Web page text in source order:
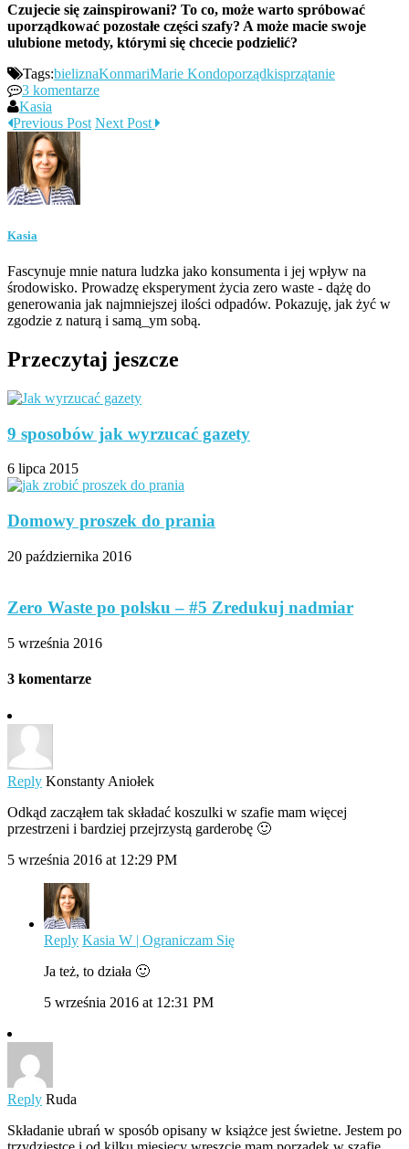
Czujecie się zainspirowani? To co, może warto spróbować
uporządkować pozostałe części szafy? A może macie swoje
ulubione metody, którymi się chcecie podzielić?
Tags:bieliznaKonmariMarie Kondoporządkisprzątanie
3 komentarze
Kasia
Previous Post Next Post
Kasia
Fascynuje mnie natura ludzka jako konsumenta i jej wpływ na
środowisko. Prowadzę eksperyment życia zero waste - dążę do
generowania jak najmniejszej ilości odpadów. Pokazuję, jak żyć w
zgodzie z naturą i samą_ym sobą.
Przeczytaj jeszcze
9 sposobów jak wyrzucać gazety
6 lipca 2015
Domowy proszek do prania
20 października 2016
Zero Waste po polsku – #5 Zredukuj nadmiar
5 września 2016
3 komentarze
Reply Konstanty Aniołek
Odkąd zacząłem tak składać koszulki w szafie mam więcej
przestrzeni i bardziej przejrzystą garderobę 🙂
5 września 2016 at 12:29 PM
Reply Kasia W | Ograniczam Się
Ja też, to działa 🙂
5 września 2016 at 12:31 PM
Reply Ruda
Składanie ubrań w sposób opisany w książce jest świetne. Jestem po